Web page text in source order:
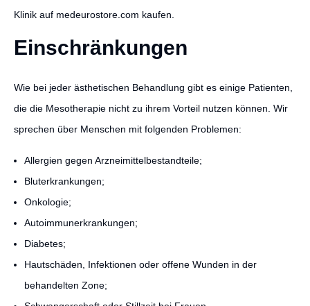
Klinik auf medeurostore.com kaufen.
Einschränkungen
Wie bei jeder ästhetischen Behandlung gibt es einige Patienten,
die die Mesotherapie nicht zu ihrem Vorteil nutzen können. Wir
sprechen über Menschen mit folgenden Problemen:
Allergien gegen Arzneimittelbestandteile;
Bluterkrankungen;
Onkologie;
Autoimmunerkrankungen;
Diabetes;
Hautschäden, Infektionen oder offene Wunden in der
behandelten Zone;